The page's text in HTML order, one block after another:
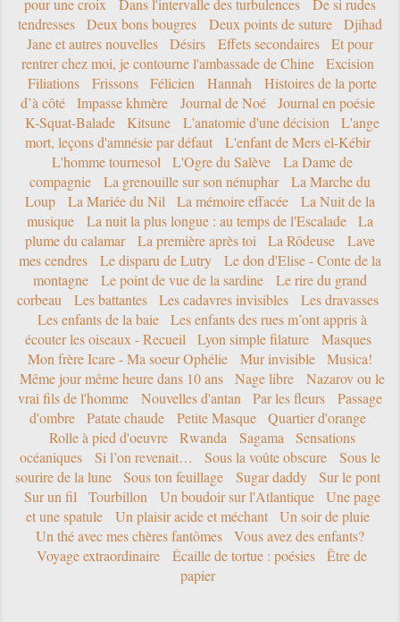
pour une croix
Dans l'intervalle des turbulences
De si rudes
tendresses
Deux bons bougres Deux points de suture
Djihad
Jane et autres nouvelles
Désirs Effets secondaires
Et pour
rentrer chez moi, je contourne l'ambassade de Chine
Excision
Filiations
Frissons Félicien Hannah
Histoires de la porte
d’à côté
Impasse khmère Journal de Noé
Journal en poésie
K-Squat-Balade
Kitsune L'anatomie d'une décision
L'ange
mort, leçons d'amnésie par défaut
L'enfant de Mers el-Kébir
L'homme tournesol
L'Ogre du Salève
La Dame de
compagnie
La grenouille sur son nénuphar
La Marche du
Loup
La Mariée du Nil La mémoire effacée
La Nuit de la
musique
La nuit la plus longue : au temps de l'Escalade
La
plume du calamar
La première après toi La Rôdeuse
Lave
mes cendres
Le disparu de Lutry
Le don d'Elise - Conte de la
montagne
Le point de vue de la sardine
Le rire du grand
corbeau
Les battantes Les cadavres invisibles
Les dravasses
Les enfants de la baie
Les enfants des rues m’ont appris à
écouter les oiseaux - Recueil
Lyon simple filature
Masques
Mon frère Icare - Ma soeur Ophélie
Mur invisible
Musica!
Même jour même heure dans 10 ans
Nage libre
Nazarov ou le
vrai fils de l'homme
Nouvelles d'antan Par les fleurs
Passage
d'ombre
Patate chaude Petite Masque
Quartier d'orange
Rolle à pied d'oeuvre
Rwanda Sagama
Sensations
océaniques
Si l’on revenait… Sous la voûte obscure
Sous le
sourire de la lune
Sous ton feuillage Sugar daddy
Sur le pont
Sur un fil
Tourbillon Un boudoir sur l'Atlantique
Une page
et une spatule
Un plaisir acide et méchant
Un soir de pluie
Un thé avec mes chères fantômes
Vous avez des enfants?
Voyage extraordinaire
Écaille de tortue : poésies
Être de
papier